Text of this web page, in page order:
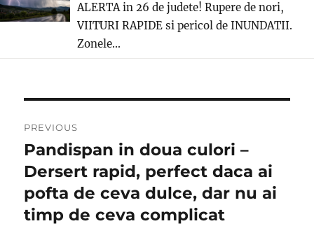
ALERTA in 26 de judete! Rupere de nori,
VIITURI RAPIDE si pericol de INUNDATII.
Zonele...
navigation
PREVIOUS
Previous
post:
Pandispan in doua culori –
Dersert rapid, perfect daca ai
pofta de ceva dulce, dar nu ai
timp de ceva complicat